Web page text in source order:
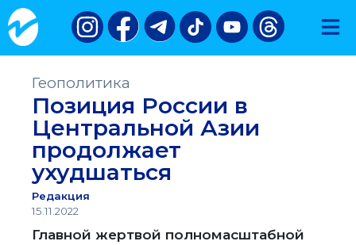
Геополитика
Позиция России в
Центральной Азии
продолжает
ухудшаться
Редакция
15.11.2022
Главной жертвой полномасштабной